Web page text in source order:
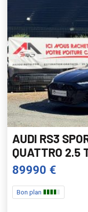
AUDI RS3
QUATTRO 2.5
89990 €
Bon plan